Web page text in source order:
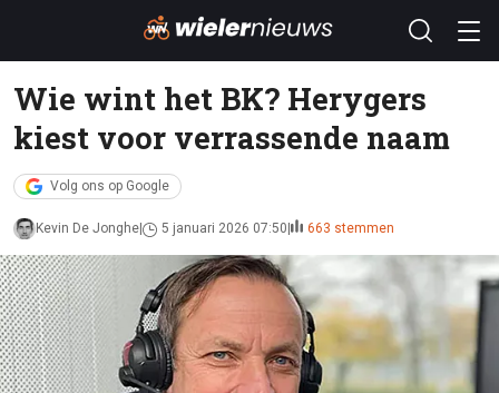
Wie wint het BK? Herygers
kiest voor verrassende naam
Volg ons op Google
Kevin De Jonghe 5 januari 2026 07:50 663 stemmen